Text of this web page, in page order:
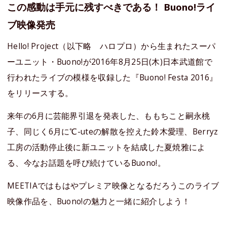
この感動は手元に残すべきである！ Buono!ライ
ブ映像発売
Hello! Project（以下略 ハロプロ）から生まれたスーパ
ーユニット・Buono!が2016年8月25日(木)日本武道館で
行われたライブの模様を収録した『Buono! Festa 2016』
をリリースする。
来年の6月に芸能界引退を発表した、ももちこと嗣永桃
子、同じく6月に℃-uteの解散を控えた鈴木愛理、Berryz
工房の活動停止後に新ユニットを結成した夏焼雅によ
る、今なお話題を呼び続けているBuono!。
MEETIAではもはやプレミア映像となるだろうこのライブ
映像作品を、Buono!の魅力と一緒に紹介しよう！